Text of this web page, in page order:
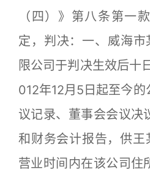
（四）》第八条第一
定，判决：一、威海
限公司于判决生效后十
012年12月5日起至今
议记录、董事会会议决
和财务会计报告，供
营业时间内在该公司住